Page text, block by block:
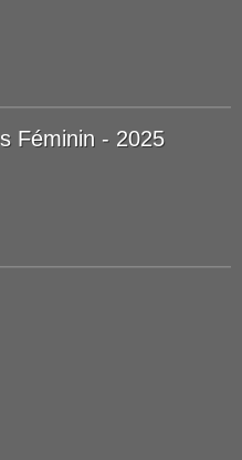
Féminin - 2025